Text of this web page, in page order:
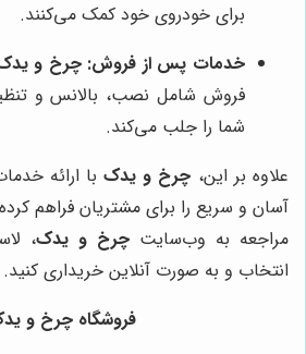
برای خودروی خود کمک می‌کنند.
خدمات پس از فروش: چرخ و
فروش شامل نصب، بالانس و
شما را جلب می‌کند.
علاوه بر این، چرخ و یدکبا ارائه
آسان و سریع را برای مشتریان فراهم
مراجعه به وب‌سایت چرخ و یدک،
انتخاب و به صورت آنلاین خریداری کنید.
فروشگاه چرخ و